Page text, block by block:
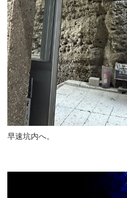
早速坑内へ。